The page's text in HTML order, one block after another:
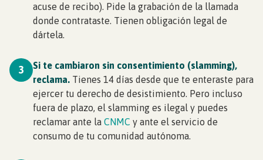
acuse de recibo). Pide la grabación de la llamada
donde contrataste. Tienen obligación legal de
dártela.
3
Si te cambiaron sin consentimiento (slamming),
reclama. Tienes 14 días desde que te enteraste para
ejercer tu derecho de desistimiento. Pero incluso
fuera de plazo, el slamming es ilegal y puedes
reclamar ante la CNMC y ante el servicio de
consumo de tu comunidad autónoma.